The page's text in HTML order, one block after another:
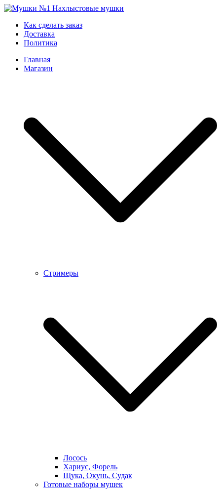
Skip
content
Мушки №1
Нахлыстовые мушки
Как сделать заказ
Доставка
Политика
Главная
Магазин
Стримеры
Лосось
Хариус, Форель
Щука, Окунь, Судак
Готовые наборы мушек